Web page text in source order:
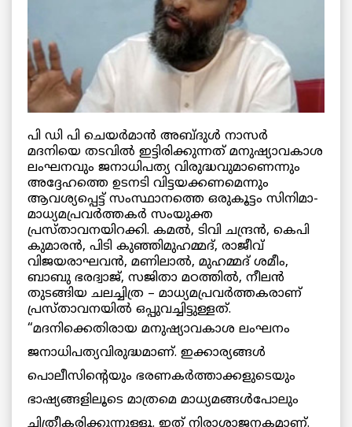
പി ഡി പി ചെയര്‍മാന്‍ അബ്ദുള്‍ നാസര്‍
മദനിയെ തടവില്‍ ഇട്ടിരിക്കുന്നത് മനുഷ്യാവകാശ
ലംഘനവും ജനാധിപത്യ വിരുദ്ധവുമാണെന്നും
അദ്ദേഹത്തെ ഉടനടി വിട്ടയക്കണമെന്നും
ആവശ്യപ്പെട്ട് സംസ്ഥാനത്തെ ഒരുകൂട്ടം സിനിമാ-
മാധ്യമപ്രവര്‍ത്തകര്‍ സംയുക്ത
പ്രസ്താവനയിറക്കി. കമല്‍, ടിവി ചന്ദ്രന്‍, കെപി
കുമാരന്‍, പിടി കുഞ്ഞിമുഹമ്മദ്‌, രാജീവ്‌
വിജയരാഘവന്‍, മണിലാല്‍, മുഹമ്മദ്‌ ശമീം,
ബാബു ഭരദ്വാജ്‌, സജിതാ മഠത്തില്‍, നീലന്‍
തുടങ്ങിയ ചലച്ചിത്ര – മാധ്യമപ്രവര്‍ത്തകരാണ്
പ്രസ്താവനയില്‍ ഒപ്പുവച്ചിട്ടുള്ളത്‌.
“മദനിക്കെതിരായ മനുഷ്യാവകാശ ലംഘനം
ജനാധിപത്യവിരുദ്ധമാണ്‌. ഇക്കാര്യങ്ങള്‍
പൊലീസിന്റെയും ഭരണകര്‍ത്താക്കളുടെയും
ഭാഷ്യങ്ങളിലൂടെ മാത്രമെ മാധ്യമങ്ങള്‍പോലും